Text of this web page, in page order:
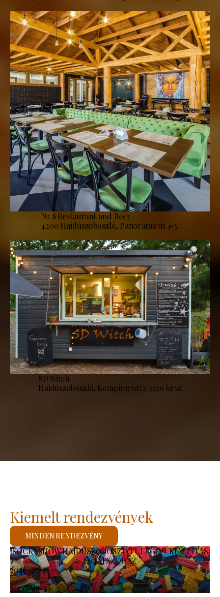
Nr.8 Restaurant and Beer
4200 Hajdúszoboszló, Panoráma út 1-3.
SD Witch
Hajdúszoboszló, Kemping utca 3529 hrsz
KOCKASHOW HAJDÚSZOBOSZLÓ - LEGO® KIÁLLÍTÁS
ÉS JÁTSZÓHÁZ
2026-07-11
-
2026-08-23
Kiemelt rendezvények
MINDEN RENDEZVÉNY